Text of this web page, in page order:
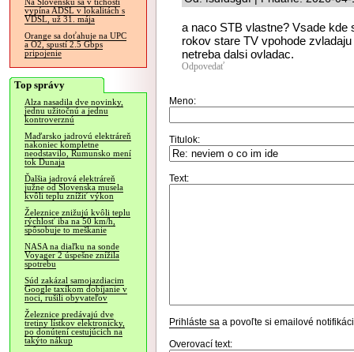
Na Slovensku sa v tichosti
vypína ADSL v lokalitách s
VDSL, už 31. mája
Orange sa doťahuje na UPC
a O2, spustí 2.5 Gbps
pripojenie
Top správy
Alza nasadila dve novinky,
jednu užitočnú a jednu
kontroverznú
Maďarsko jadrovú elektráreň
nakoniec kompletne
neodstavilo, Rumunsko mení
tok Dunaja
Ďalšia jadrová elektráreň
južne od Slovenska musela
kvôli teplu znížiť výkon
Železnice znižujú kvôli teplu
rýchlosť iba na 50 km/h,
spôsobuje to meškanie
NASA na diaľku na sonde
Voyager 2 úspešne znížila
spotrebu
Súd zakázal samojazdiacim
Google taxíkom dobíjanie v
noci, rušili obyvateľov
Železnice predávajú dve
tretiny lístkov elektronicky,
po donútení cestujúcich na
takýto nákup
a naco STB vlastne? Vsade kde
rokov stare TV vpohode
netreba dalsi ovladac.
Odpovedať
Meno:
Titulok:
Text:
Prihláste sa a povoľte si emailové
Overovací text: